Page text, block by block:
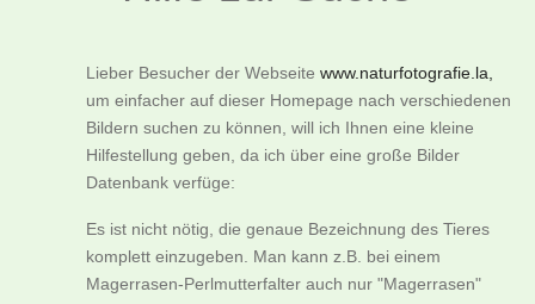
Lieber Besucher der Webseite www.naturfotografie.la,
um einfacher auf dieser Homepage nach verschiedenen
Bildern suchen zu können, will ich Ihnen eine kleine
Hilfestellung geben, da ich über eine große Bilder
Datenbank verfüge:
Es ist nicht nötig, die genaue Bezeichnung des Tieres
komplett einzugeben. Man kann z.B. bei einem
Magerrasen-Perlmutterfalter auch nur "Magerrasen"